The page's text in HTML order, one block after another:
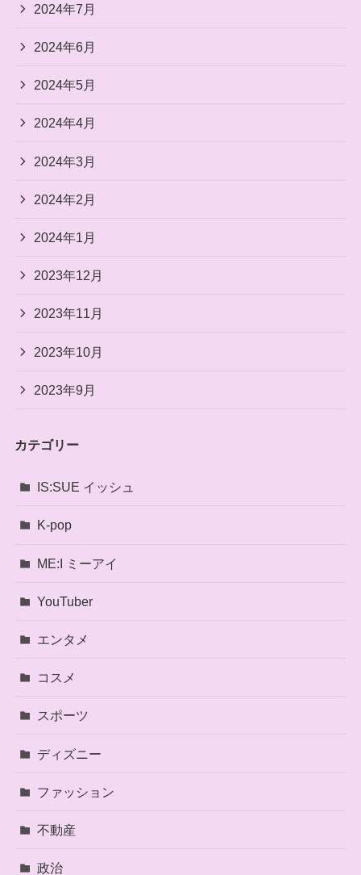
2024年7月
2024年6月
2024年5月
2024年4月
2024年3月
2024年2月
2024年1月
2023年12月
2023年11月
2023年10月
2023年9月
カテゴリー
IS:SUE イッシュ
K-pop
ME:I ミーアイ
YouTuber
エンタメ
コスメ
スポーツ
ディズニー
ファッション
不動産
政治